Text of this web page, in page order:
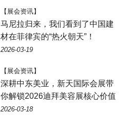
【展会资讯】
马尼拉归来，我们看到了中国建
材在菲律宾的“热火朝天”！
2026-03-19
【展会资讯】
深耕中东美业，新天国际会展带
你解锁2026迪拜美容展核心价值
2026-03-18